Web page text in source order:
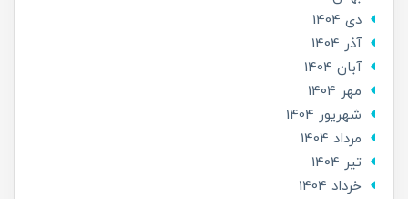
دی 1404
آذر 1404
آبان 1404
مهر 1404
شهریور 1404
مرداد 1404
تير 1404
خرداد 1404